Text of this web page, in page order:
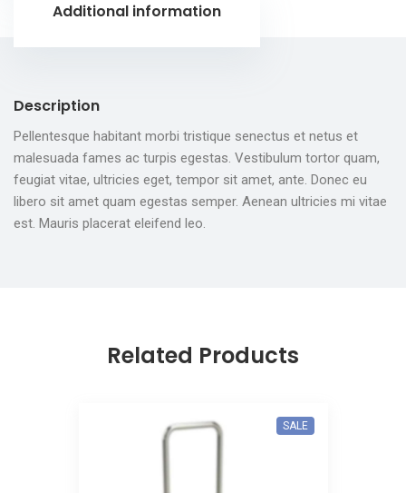
Additional information
Description
Pellentesque habitant morbi tristique senectus et netus et
malesuada fames ac turpis egestas. Vestibulum tortor quam,
feugiat vitae, ultricies eget, tempor sit amet, ante. Donec eu
libero sit amet quam egestas semper. Aenean ultricies mi vitae
est. Mauris placerat eleifend leo.
Related Products
SALE